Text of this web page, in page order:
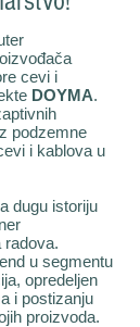
cevi i
DOYMA.
podzemne
i kablova u
dugu istoriju
radova.
u segmentu
opredeljen
i postizanju
proizvoda.